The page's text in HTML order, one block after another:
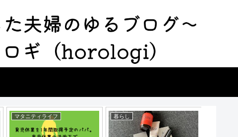
マタニティライフ 暮らし